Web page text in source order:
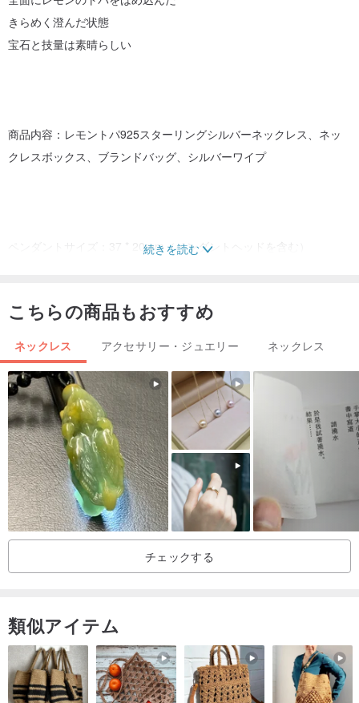
きらめく澄んだ状態
宝石と技量は素晴らしい
商品内容：レモントパ925スターリングシルバーネックレス、ネッ
クレスボックス、ブランドバッグ、シルバーワイプ
ペンダントサイズ：37 * 20mm（ペンダントヘッドを含む）
宝石サイズ：18 * 14mm
重量：約9.6g
メンテナンス方法：
1.ネパールの銀の純度は、925銀の純度よりもわずかに高くなりま
産地/製造方法
続きを読む
こちらの商品もおすすめ
ネックレス アクセサリー・ジュエリー ネックレス
チェックする
類似アイテム